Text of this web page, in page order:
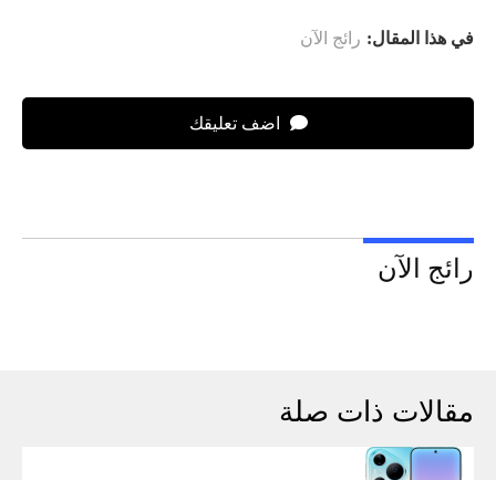
في هذا المقال: رائج الآن
اضف تعليقك
رائج الآن
مقالات ذات صلة